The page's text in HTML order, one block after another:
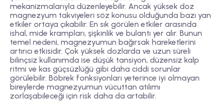
mekanizmalarıyla düzenleyebilir. Ancak yüksek doz
magnezyum takviyeleri söz konusu olduğunda bazı yan
etkiler ortaya çıkabilir. En sık görülen etkiler arasında
ishal, mide krampları, şişkinlik ve bulantı yer alır. Bunun
temel nedeni, magnezyumun bağırsak hareketlerini
artırıcı etkisidir. Çok yüksek dozlarda ve uzun süreli
bilinçsiz kullanımda ise düşük tansiyon, düzensiz kalp
ritmi ve kas güçsüzlüğü gibi daha ciddi sorunlar
görülebilir. Böbrek fonksiyonları yeterince iyi olmayan
bireylerde magnezyumun vücuttan atılımı
zorlaşabileceği için risk daha da artabilir.